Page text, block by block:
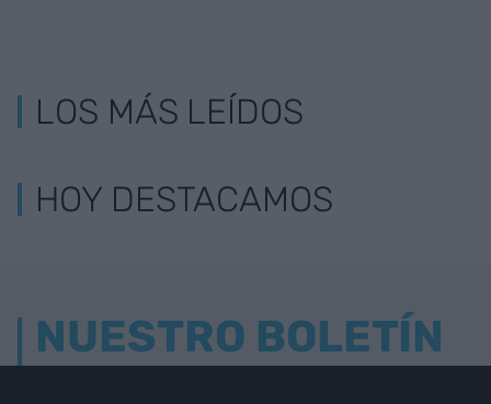
LOS MÁS LEÍDOS
HOY DESTACAMOS
NUESTRO BOLETÍN